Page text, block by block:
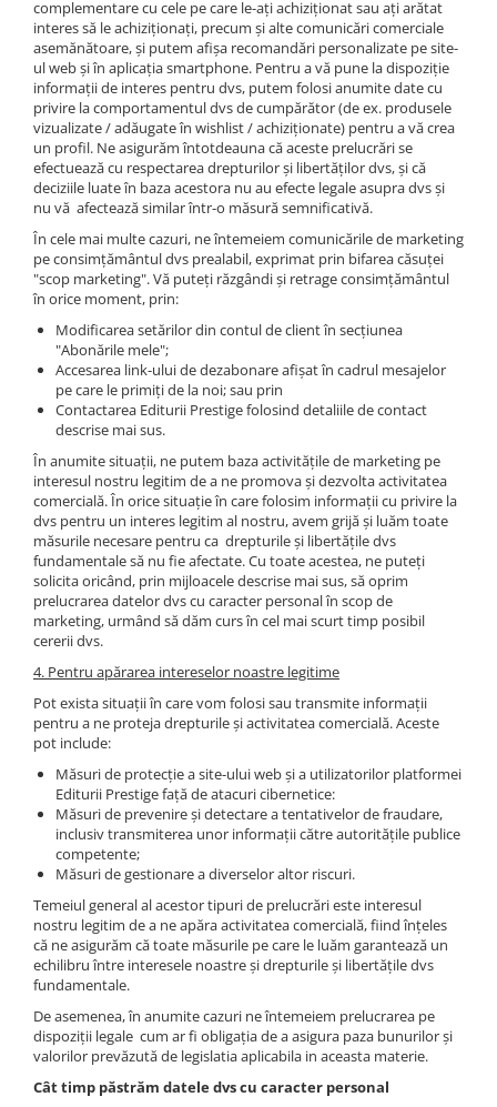
complementare cu cele pe care le-ați achiziționat sau ați arătat
interes să le achiziționați, precum și alte comunicări comerciale
asemănătoare, și putem afișa recomandări personalizate pe site-
ul web și în aplicația smartphone. Pentru a vă pune la dispoziție
informații de interes pentru dvs, putem folosi anumite date cu
privire la comportamentul dvs de cumpărător (de ex. produsele
vizualizate / adăugate în wishlist / achiziționate) pentru a vă crea
un profil. Ne asigurăm întotdeauna că aceste prelucrări se
efectuează cu respectarea drepturilor și libertăților dvs, și că
deciziile luate în baza acestora nu au efecte legale asupra dvs și
nu vă afectează similar într-o măsură semnificativă.
În cele mai multe cazuri, ne întemeiem comunicările de marketing
pe consimțământul dvs prealabil, exprimat prin bifarea căsuței
"scop marketing". Vă puteți răzgândi și retrage consimțământul
în orice moment, prin:
Modificarea setărilor din contul de client în secțiunea
"Abonările mele";
Accesarea link-ului de dezabonare afișat în cadrul mesajelor
pe care le primiți de la noi; sau prin
Contactarea Editurii Prestige folosind detaliile de contact
descrise mai sus.
În anumite situații, ne putem baza activitățile de marketing pe
interesul nostru legitim de a ne promova și dezvolta activitatea
comercială. În orice situație în care folosim informații cu privire la
dvs pentru un interes legitim al nostru, avem grijă și luăm toate
măsurile necesare pentru ca drepturile și libertățile dvs
fundamentale să nu fie afectate. Cu toate acestea, ne puteți
solicita oricând, prin mijloacele descrise mai sus, să oprim
prelucrarea datelor dvs cu caracter personal în scop de
marketing, urmând să dăm curs în cel mai scurt timp posibil
cererii dvs.
4. Pentru apărarea intereselor noastre legitime
Pot exista situații în care vom folosi sau transmite informații
pentru a ne proteja drepturile și activitatea comercială. Aceste
pot include:
Măsuri de protecție a site-ului web și a utilizatorilor platformei
Editurii Prestige față de atacuri cibernetice:
Măsuri de prevenire și detectare a tentativelor de fraudare,
inclusiv transmiterea unor informații către autoritățile publice
competente;
Măsuri de gestionare a diverselor altor riscuri.
Temeiul general al acestor tipuri de prelucrări este interesul
nostru legitim de a ne apăra activitatea comercială, fiind înțeles
că ne asigurăm că toate măsurile pe care le luăm garantează un
echilibru între interesele noastre și drepturile și libertățile dvs
fundamentale.
De asemenea, în anumite cazuri ne întemeiem prelucrarea pe
dispoziții legale cum ar fi obligația de a asigura paza bunurilor și
valorilor prevăzută de legislatia aplicabila in aceasta materie.
Cât timp păstrăm datele dvs cu caracter personal